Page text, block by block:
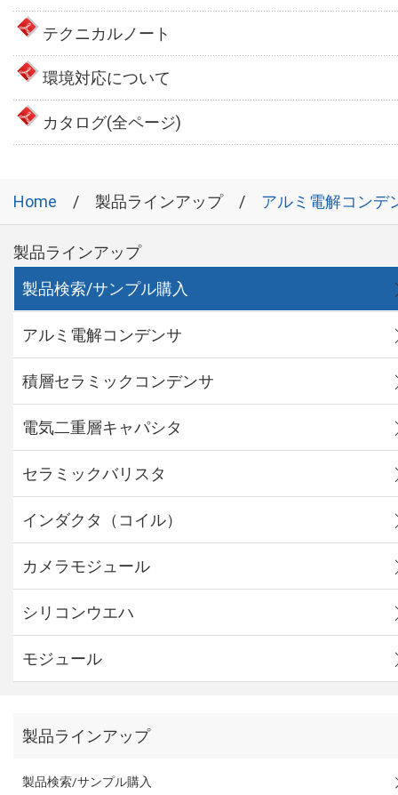
テクニカルノート
環境対応について
カタログ(全ページ)
Home 製品ラインアップ アルミ電解コンデ
製品ラインアップ
製品検索/サンプル購入
アルミ電解コンデンサ
積層セラミックコンデンサ
電気二重層キャパシタ
セラミックバリスタ
インダクタ（コイル）
カメラモジュール
シリコンウエハ
モジュール
製品ラインアップ
製品検索/サンプル購入